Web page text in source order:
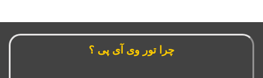
چرا تور وی آی پی ؟